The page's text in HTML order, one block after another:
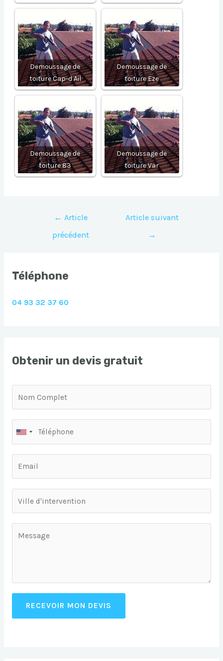
Demoussage de
toiture Cap-d Ail
Demoussage de
toiture Eze
Demoussage de
toiture 83
Demoussage de
toiture Var
Navigation
l’article
← Article
précédent
Article suivant
→
Téléphone
04 93 32 37 60
Obtenir un devis gratuit
RECEVOIR MON DEVIS